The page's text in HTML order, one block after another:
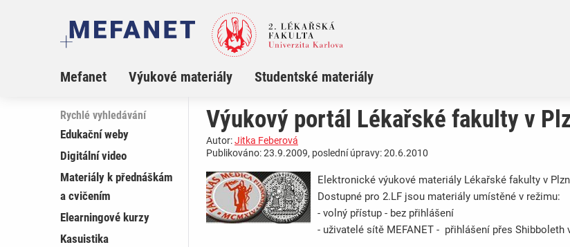
Mefanet Výukové materiály Studentské materiály
Rychlé vyhledávání
Edukační weby
Digitální video
Materiály k přednáškám
a cvičením
Elearningové kurzy
Kasuistika
Výukový portál Lékařské fakulty v
Autor:Jitka Feberová
Publikováno: 23.9.2009, poslední úpravy: 20.6.2010
Elektronické výukové materiály Lékařské fakulty v
Dostupné pro 2.LF jsou materiály umístěné v režimu:
- volný přístup - bez přihlášení
- uživatelé sítě MEFANET - přihlášení přes